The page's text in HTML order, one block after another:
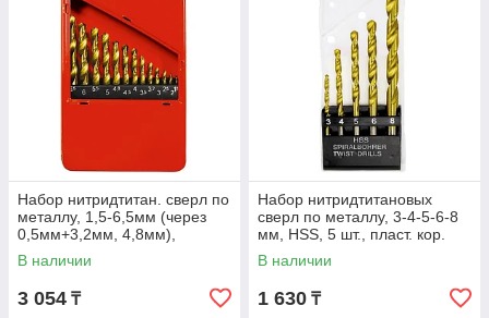
Набор нитридтитан. сверл по
металлу, 1,5-6,5мм (через
0,5мм+3,2мм, 4,8мм),
НSS,13 шт.// MATRIX
В наличии
3 054 ₸
Набор нитридтитановых
сверл по металлу, 3-4-5-6-8
мм, HSS, 5 шт., пласт. кор.
цил. хвост. // MATRIX
В наличии
1 630 ₸